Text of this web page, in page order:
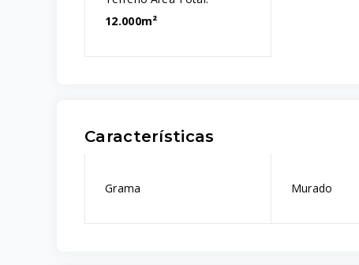
12.000m²
Características
Grama Murado